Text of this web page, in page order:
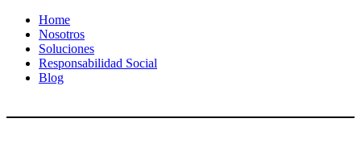
Home
Nosotros
Soluciones
Responsabilidad Social
Blog